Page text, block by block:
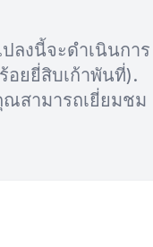
ลงนี้จะดำเนินการ
อยยี่สิบเก้าพันที่).
สามารถเยี่ยมชม